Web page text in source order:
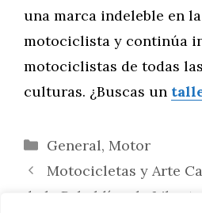
una marca indeleble en
motociclista y continúa
motociclistas de todas
culturas. ¿Buscas un
Categorías
General, Motor
Motocicletas y Arte
de la Rebeldía y la